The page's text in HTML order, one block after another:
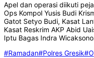
Apel dan operasi diikuti
Ops Kompol Yusis Budi
Gatot Setyo Budi, Kasat
Kasat Reskrim AKP Abid
Iptu Bagas Indra
#Ramadan#Polres Gresik